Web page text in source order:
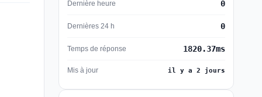
Dernière heure 0
Dernières 24 h 0
Temps de réponse 1820.37ms
Mis à jour il y a 2 jours